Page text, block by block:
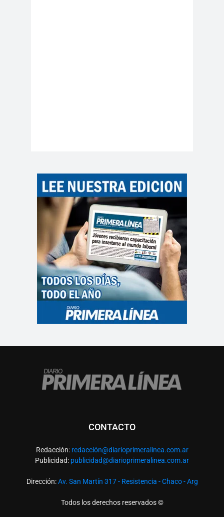
CONTACTO
Redacción: redacción@diarioprimeralinea.com.ar
Publicidad: publicidad@diarioprimeralinea.com.ar
Dirección:Av. San Martín 317 - Resistencia - Chaco - Arg
Todos los derechos reservados ©